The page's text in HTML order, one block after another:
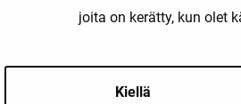
joita on kerätty, kun olet
Kiellä